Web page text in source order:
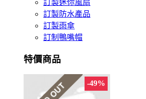
訂製迷你風扇
訂製防水產品
訂製雨傘
訂制鴨嘴帽
特價商品
-49%